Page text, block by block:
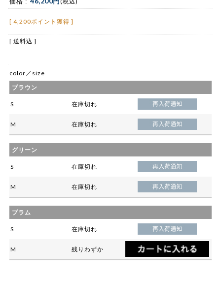
[ 4,200ポイント獲得 ]
[ 送料込 ]
color／size
ブラウン
S 在庫切れ
M 在庫切れ
グリーン
S 在庫切れ
M 在庫切れ
プラム
S 在庫切れ
M 残りわずか